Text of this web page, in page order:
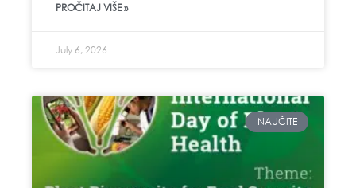
PROČITAJ VIŠE »
July 6, 2026
NAUČITE